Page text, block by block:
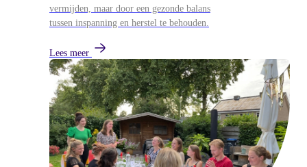
vermijden, maar door een gezonde balans
tussen inspanning en herstel te behouden.
Lees meer